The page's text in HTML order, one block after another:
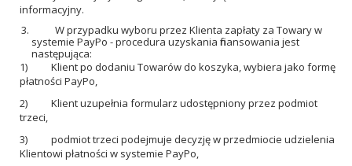
informacyjny.
W przypadku wyboru przez Klienta zapłaty za Towary w
systemie PayPo - procedura uzyskania finansowania jest
następująca:
1)
Klient po dodaniu Towarów do koszyka, wybiera jako formę
płatności PayPo,
2)
Klient uzupełnia formularz udostępniony przez podmiot
trzeci,
3)
podmiot trzeci podejmuje decyzję w przedmiocie udzielenia
Klientowi płatności w systemie PayPo,